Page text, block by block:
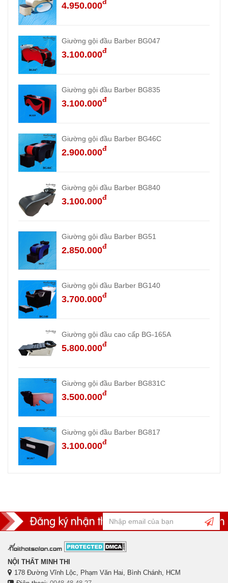
4.950.000đ
Giường gội đầu Barber BG047
3.100.000đ
Giường gội đầu Barber BG835
3.100.000đ
Giường gội đầu Barber BG46C
2.900.000đ
Giường gội đầu Barber BG840
3.100.000đ
Giường gội đầu Barber BG51
2.850.000đ
Giường gội đầu Barber BG140
3.700.000đ
Giường gội đầu cao cấp BG-165A
5.800.000đ
Giường gội đầu Barber BG831C
3.500.000đ
Giường gội đầu Barber BG817
3.100.000đ
NỘI THẤT MINH THI
178 Đường Vĩnh Lộc, Phạm Văn Hai, Bình Chánh, HCM